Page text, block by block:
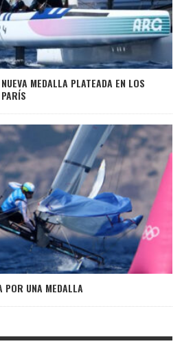
MEDALLA PLATEADA EN LOS
POR UNA MEDALLA